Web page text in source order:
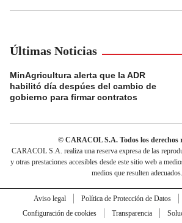
Últimas Noticias
MinAgricultura alerta que la ADR
habilitó día despúes del cambio de
gobierno para firmar contratos
© CARACOL S.A. Todos los derechos
CARACOL S.A. realiza una reserva expresa de las
y otras prestaciones accesibles desde este sitio web a
medios que resulten adecuados.
Aviso legal Política de Protección de Datos
Configuración de cookies
Transparencia